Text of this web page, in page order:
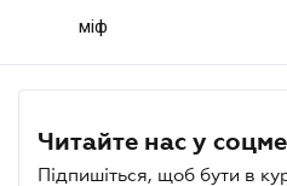
міф
Читайте нас у
Підпишіться, щоб бути в